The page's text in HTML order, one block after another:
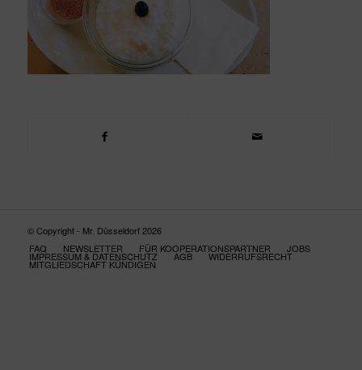
© Copyright - Mr. Düsseldorf 2026
FAQ
NEWSLETTER FÜR KOOPERATIONSPARTNER JOBS
IMPRESSUM & DATENSCHUTZ AGB WIDERRUFSRECHT
MITGLIEDSCHAFT KÜNDIGEN